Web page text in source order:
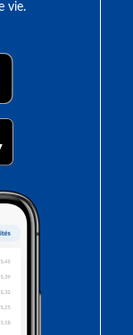
vie.